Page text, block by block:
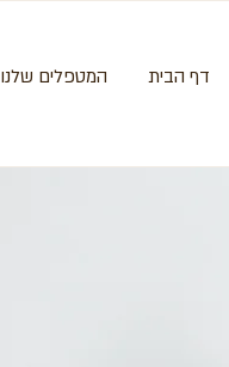
דף הבית המטפלים שלנו